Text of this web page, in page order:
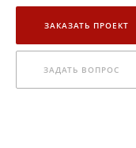
ЗАКАЗАТЬ ПРОЕКТ
ЗАДАТЬ ВОПРОС